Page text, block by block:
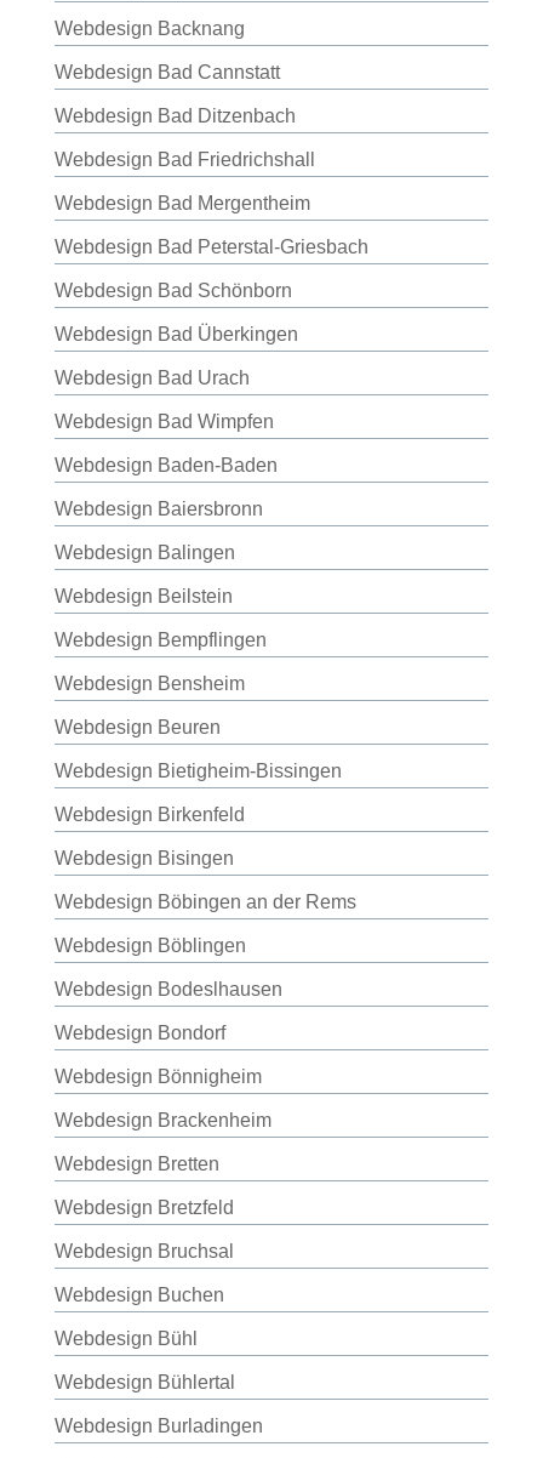
Webdesign Backnang
Webdesign Bad Cannstatt
Webdesign Bad Ditzenbach
Webdesign Bad Friedrichshall
Webdesign Bad Mergentheim
Webdesign Bad Peterstal-Griesbach
Webdesign Bad Schönborn
Webdesign Bad Überkingen
Webdesign Bad Urach
Webdesign Bad Wimpfen
Webdesign Baden-Baden
Webdesign Baiersbronn
Webdesign Balingen
Webdesign Beilstein
Webdesign Bempflingen
Webdesign Bensheim
Webdesign Beuren
Webdesign Bietigheim-Bissingen
Webdesign Birkenfeld
Webdesign Bisingen
Webdesign Böbingen an der Rems
Webdesign Böblingen
Webdesign Bodeslhausen
Webdesign Bondorf
Webdesign Bönnigheim
Webdesign Brackenheim
Webdesign Bretten
Webdesign Bretzfeld
Webdesign Bruchsal
Webdesign Buchen
Webdesign Bühl
Webdesign Bühlertal
Webdesign Burladingen